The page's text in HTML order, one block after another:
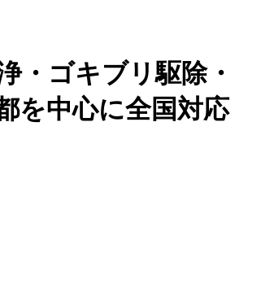
・ゴキブリ駆除・
を中心に全国対応